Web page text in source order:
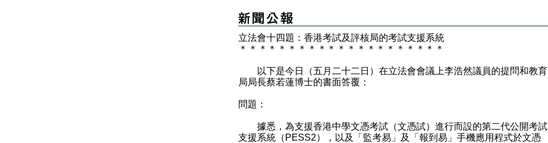
立法會十四題：香港考試及評核局的考試支援系統
＊
＊ ＊ ＊ ＊ ＊ ＊ ＊ ＊ ＊ ＊ ＊ ＊ ＊ ＊ ＊ ＊ ＊ ＊ ＊ ＊
以下是今日（五月二十二日）在立法會會議上李浩然議員的提問和教育
局局長蔡若蓮博士的書面答覆：
問題：
據悉，為支援香港中學文憑考試（文憑試）進行而設的第二代公開考試
支援系統（PESS2），以及「監考易」及「報到易」手機應用程式於文憑